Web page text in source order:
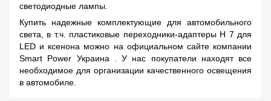
светодиодные лампы.
Купить надежные комплектующие для автомобильного
света, в т.ч. пластиковые переходники-адаптеры H 7 для
LED и ксенона можно на официальном сайте компании
Smart Power Украина
. У нас покупатели находят все
необходимое для организации качественного освещения
в автомобиле.